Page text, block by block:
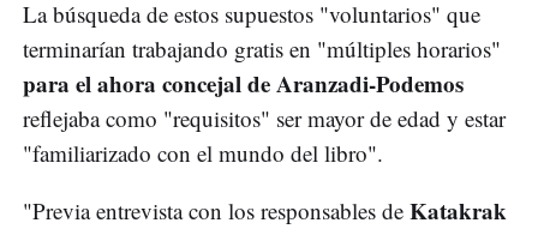
La búsqueda de estos supuestos "voluntarios" que
terminarían trabajando gratis en "múltiples horarios"
para el ahora concejal de Aranzadi-Podemos
reflejaba como "requisitos" ser mayor de edad y estar
"familiarizado con el mundo del libro".
"Previa entrevista con los responsables de Katakrak